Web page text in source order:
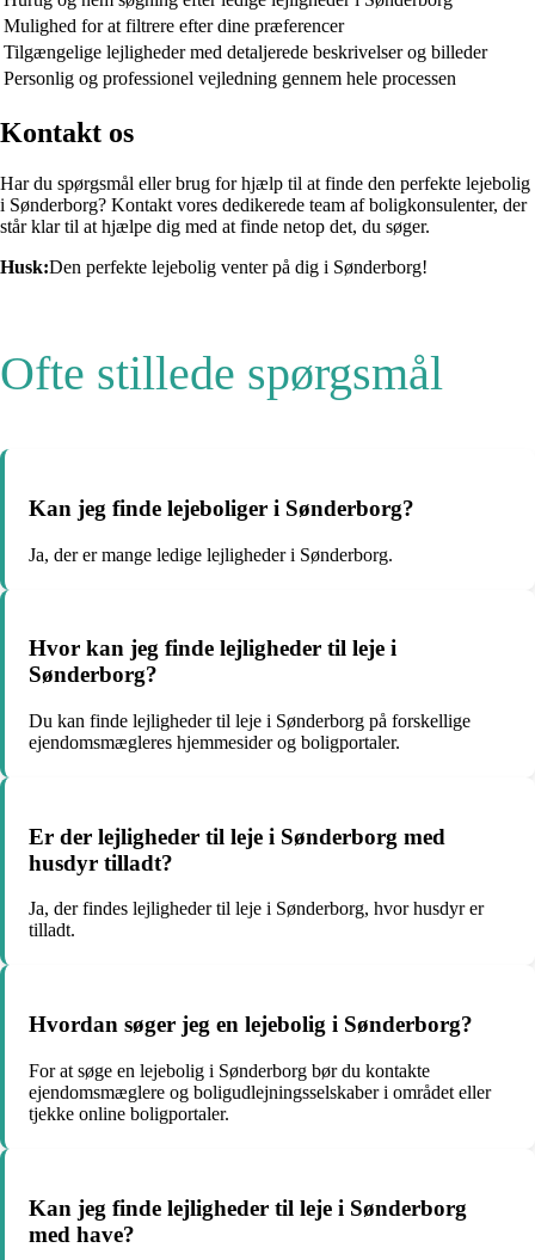
Mulighed for at filtrere efter dine præferencer
Tilgængelige lejligheder med detaljerede beskrivelser og billeder
Personlig og professionel vejledning gennem hele processen
Kontakt os
Har du spørgsmål eller brug for hjælp til at finde den perfekte lejebolig
i Sønderborg? Kontakt vores dedikerede team af boligkonsulenter, der
står klar til at hjælpe dig med at finde netop det, du søger.
Husk:Den perfekte lejebolig venter på dig i Sønderborg!
Ofte stillede spørgsmål
Kan jeg finde lejeboliger i Sønderborg?
Ja, der er mange ledige lejligheder i Sønderborg.
Hvor kan jeg finde lejligheder til leje i
Sønderborg?
Du kan finde lejligheder til leje i Sønderborg på forskellige
ejendomsmægleres hjemmesider og boligportaler.
Er der lejligheder til leje i Sønderborg med
husdyr tilladt?
Ja, der findes lejligheder til leje i Sønderborg, hvor husdyr er
tilladt.
Hvordan søger jeg en lejebolig i Sønderborg?
For at søge en lejebolig i Sønderborg bør du kontakte
ejendomsmæglere og boligudlejningsselskaber i området eller
tjekke online boligportaler.
Kan jeg finde lejligheder til leje i Sønderborg
med have?